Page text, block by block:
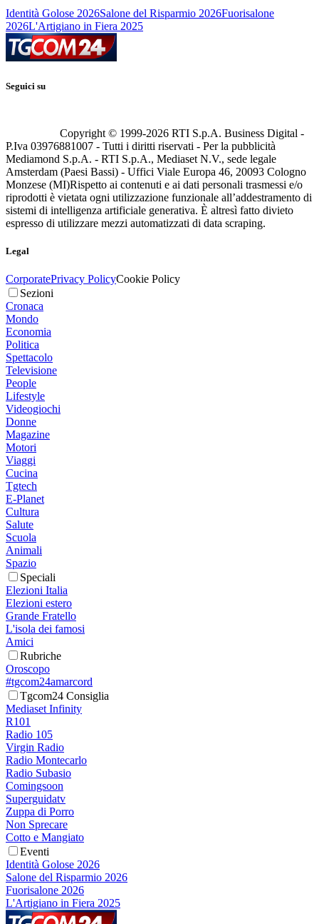
Identità Golose 2026Salone del Risparmio 2026Fuorisalone
2026L'Artigiano in Fiera 2025
Seguici su
Copyright © 1999-2026 RTI S.p.A. Business Digital -
P.Iva 03976881007 - Tutti i diritti riservati - Per la pubblicità
Mediamond S.p.A. - RTI S.p.A., Mediaset N.V., sede legale
Amsterdam (Paesi Bassi) - Uffici Viale Europa 46, 20093 Cologno
Monzese (MI)Rispetto ai contenuti e ai dati personali trasmessi e/o
riprodotti è vietata ogni utilizzazione funzionale all’addestramento di
sistemi di intelligenza artificiale generativa. È altresì fatto divieto
espresso di utilizzare mezzi automatizzati di data scraping.
Legal
CorporatePrivacy PolicyCookie Policy
Sezioni
Cronaca
Mondo
Economia
Politica
Spettacolo
Televisione
People
Lifestyle
Videogiochi
Donne
Magazine
Motori
Viaggi
Cucina
Tgtech
E-Planet
Cultura
Salute
Scuola
Animali
Spazio
Speciali
Elezioni Italia
Elezioni estero
Grande Fratello
L'isola dei famosi
Amici
Rubriche
Oroscopo
#tgcom24amarcord
Tgcom24 Consiglia
Mediaset Infinity
R101
Radio 105
Virgin Radio
Radio Montecarlo
Radio Subasio
Comingsoon
Superguidatv
Zuppa di Porro
Non Sprecare
Cotto e Mangiato
Eventi
Identità Golose 2026
Salone del Risparmio 2026
Fuorisalone 2026
L'Artigiano in Fiera 2025